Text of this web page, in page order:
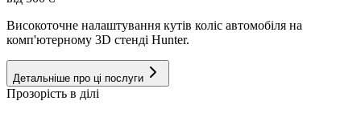
Високоточне налаштування кутів коліс автомобіля на
комп'ютерному 3D стенді Hunter.
Детальніше про ці послуги
Прозорість в ділі